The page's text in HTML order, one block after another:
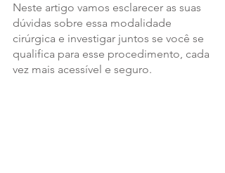
Neste artigo vamos esclarecer as suas
dúvidas sobre essa modalidade
cirúrgica e investigar juntos se você se
qualifica para esse procedimento, cada
vez mais acessível e seguro.